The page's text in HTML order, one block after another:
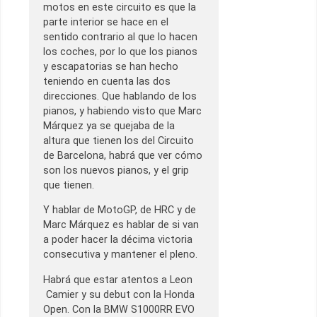
motos en este circuito es que la
parte interior se hace en el
sentido contrario al que lo hacen
los coches, por lo que los pianos
y escapatorias se han hecho
teniendo en cuenta las dos
direcciones. Que hablando de los
pianos, y habiendo visto que Marc
Márquez ya se quejaba de la
altura que tienen los del Circuito
de Barcelona, habrá que ver cómo
son los nuevos pianos, y el grip
que tienen.
Y hablar de MotoGP, de HRC y de
Marc Márquez es hablar de si van
a poder hacer la décima victoria
consecutiva y mantener el pleno.
Habrá que estar atentos a Leon
Camier y su debut con la Honda
Open. Con la BMW S1000RR EVO